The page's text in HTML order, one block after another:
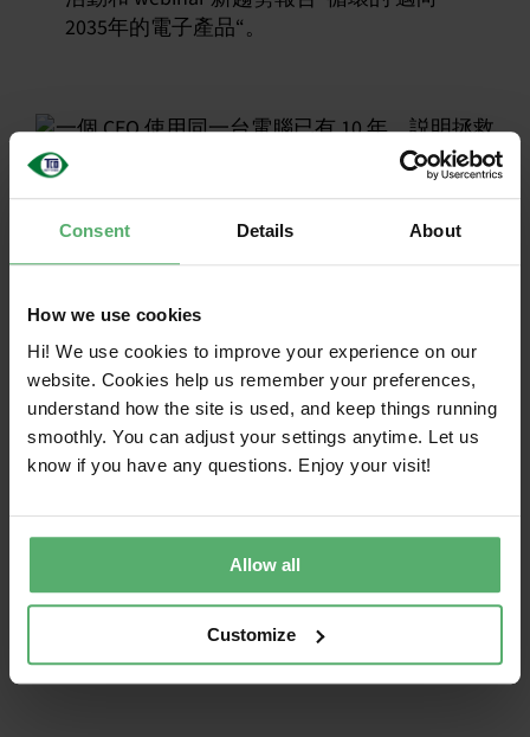
Consent Details About
How we use cookies
Hi! We use cookies to improve your experience on our
website. Cookies help us remember your preferences,
understand how the site is used, and keep things running
smoothly. You can adjust your settings anytime. Let us
know if you have any questions. Enjoy your visit!
Allow all
Customize
2035年的電子產品“。
一個 CEO 使
用同一台電腦
已有 10 年。
説明拯救世界
年 9 月 14 日 | 類別：循環的 電子日用案例，新聞發佈
一個 CEO 決定盡可能長時間地使用他的筆
記型電腦。2023 年是 10 周年紀念日，它仍